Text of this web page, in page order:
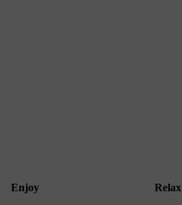
Enjoy Relax